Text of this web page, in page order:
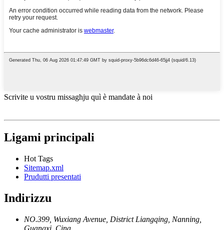
Scrivite u vostru missaghju quì è mandate à noi
Ligami principali
Hot Tags
Sitemap.xml
Prudutti presentati
Indirizzu
NO.399, Wuxiang Avenue, District Liangqing, Nanning,
Guangxi, Cina